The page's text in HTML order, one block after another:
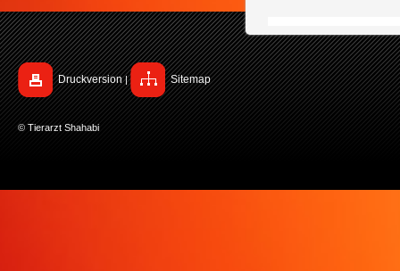
Druckversion | Sitemap
© Tierarzt Shahabi